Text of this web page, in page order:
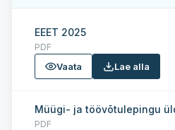
EEET 2025
PDF
Vaata Lae alla
Müügi- ja töövõtulepingu
PDF